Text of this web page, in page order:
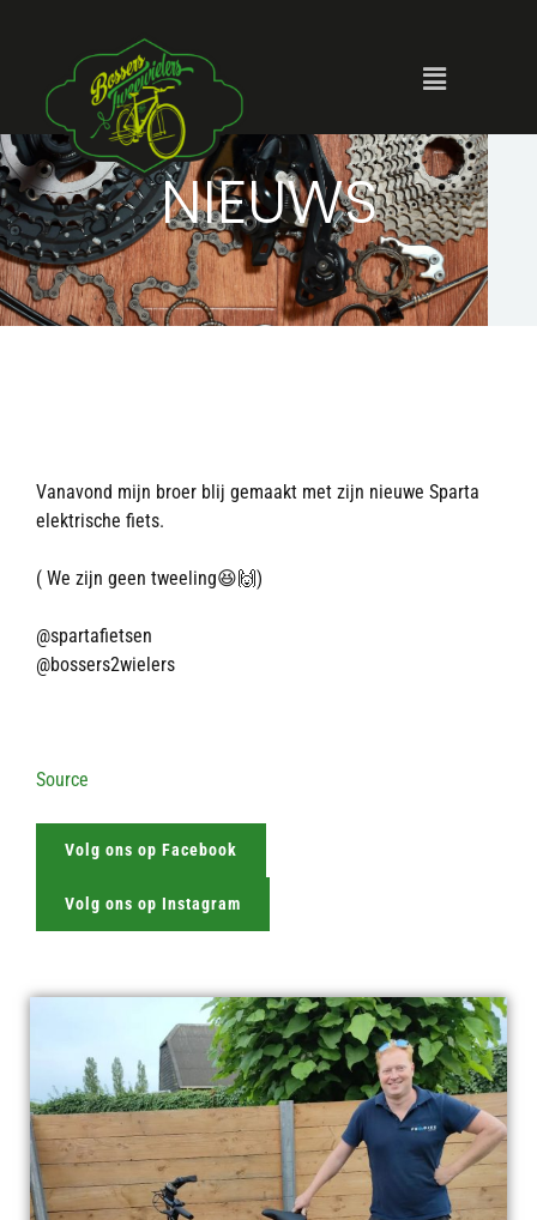
NIEUWS
Vanavond mijn broer blij gemaakt met zijn nieuwe Sparta
elektrische fiets.
( We zijn geen tweeling😆🙌)
@spartafietsen
@bossers2wielers
Source
Volg ons op Facebook
Volg ons op Instagram